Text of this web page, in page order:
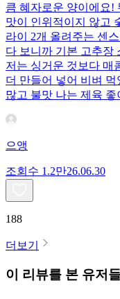
큼 혜자로운 양이에요!
맛이 인위적이지 않고
라이 2개 올려주는 센
다 보니까 기본 고추장
저는 싱거운 것보다 매
더 만들어 넣어 비벼
많고 불맛 나는 제육
으앵
조회수 1.2만26.06.30
188
더보기
이 리뷰를 본 유저